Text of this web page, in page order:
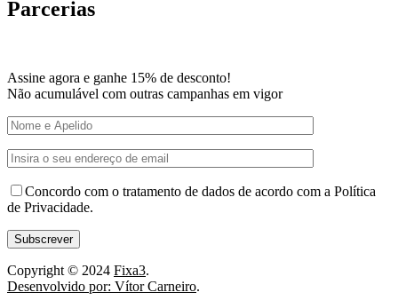
Parcerias
Assine agora e ganhe 15% de desconto!
Não acumulável com outras campanhas em vigor
Concordo com o tratamento de dados de acordo com a Política
de Privacidade.
Copyright © 2024 Fixa3.
Desenvolvido por: Vítor Carneiro.